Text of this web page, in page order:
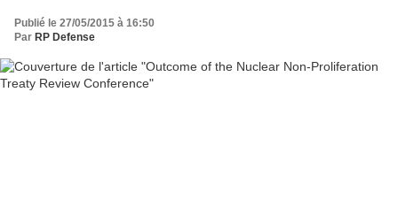
Publié le 27/05/2015 à 16:50
Par RP Defense